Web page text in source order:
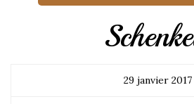
29 janvier 2017